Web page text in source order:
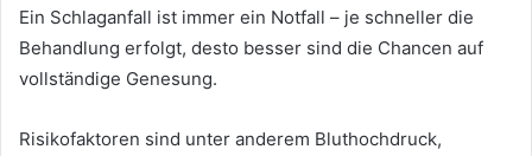
Ein Schlaganfall ist immer ein Notfall – je schneller die
Behandlung erfolgt, desto besser sind die Chancen auf
vollständige Genesung.
Risikofaktoren sind unter anderem Bluthochdruck,